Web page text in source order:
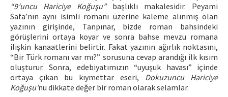
“9’uncu Hariciye Koğuşu”başlıklı makalesidir. Peyami
Safa’nın aynı isimli romanı üzerine kaleme alınmış olan
yazının girişinde, Tanpınar, bizde roman bahsindeki
görüşlerini ortaya koyar ve sonra bahse mevzu romana
ilişkin kanaatlerini belirtir. Fakat yazının ağırlık noktasını,
“Bir Türk romanı var mı?” sorusuna cevap arandığı ilk kısım
oluşturur. Sonra, edebiyatımızın “uyuşuk havası” içinde
ortaya çıkan bu kıymettar eseri, Dokuzuncu Hariciye
Koğuşu’nu dikkate değer bir roman olarak selamlar.